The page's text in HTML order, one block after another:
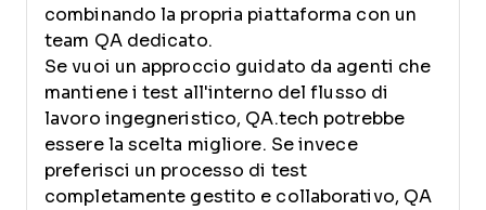
combinando la propria piattaforma con un
team QA dedicato.
Se vuoi un approccio guidato da agenti che
mantiene i test all'interno del flusso di
lavoro ingegneristico, QA.tech potrebbe
essere la scelta migliore. Se invece
preferisci un processo di test
completamente gestito e collaborativo, QA